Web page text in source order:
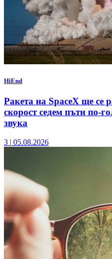
HiEnd
Ракета на SpaceX ще се
скорост седем пъти по-
звука
3 | 05.08.2026